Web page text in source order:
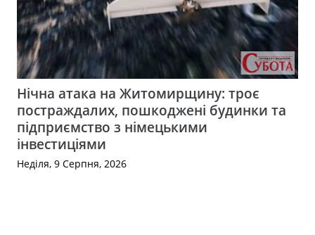
Нічна атака на Житомирщину: троє
постраждалих, пошкоджені будинки та
підприємство з німецькими
інвестиціями
Неділя, 9 Серпня, 2026